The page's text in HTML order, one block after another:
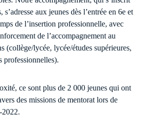
s’adresse aux jeunes dès l’entrée en 6e et
de l’insertion professionnelle, avec
de l’accompagnement au
(collège/lycée, lycée/études supérieures,
professionnelles).
ce sont plus de 2 000 jeunes qui ont
des missions de mentorat lors de
2022.